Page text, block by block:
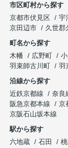
市区町村から探す
京都市伏見区
宇
京田辺市
久世郡
町名から探す
木幡
広野町
羽束師古川町
羽
沿線から探す
近鉄京都線
奈良
阪急京都本線
京
京阪石山坂本線
駅から探す
六地蔵
石田